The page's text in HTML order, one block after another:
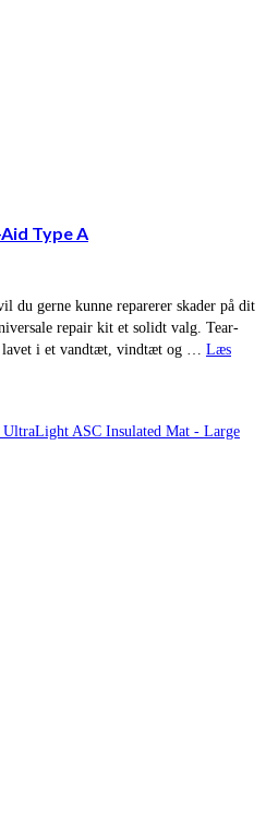
Type A
du gerne kunne reparerer skader på dit
repair kit et solidt valg. Tear-
lavet i et vandtæt, vindtæt og … Læs